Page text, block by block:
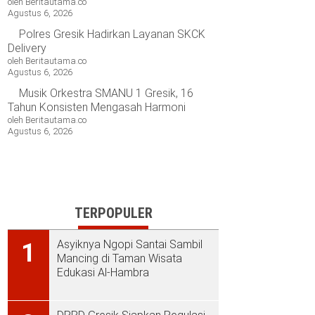
Agustus 6, 2026
Polres Gresik Hadirkan Layanan SKCK
Delivery
oleh Beritautama.co
Agustus 6, 2026
Musik Orkestra SMANU 1 Gresik, 16
Tahun Konsisten Mengasah Harmoni
oleh Beritautama.co
Agustus 6, 2026
TERPOPULER
1
Asyiknya Ngopi Santai Sambil
Mancing di Taman Wisata
Edukasi Al-Hambra